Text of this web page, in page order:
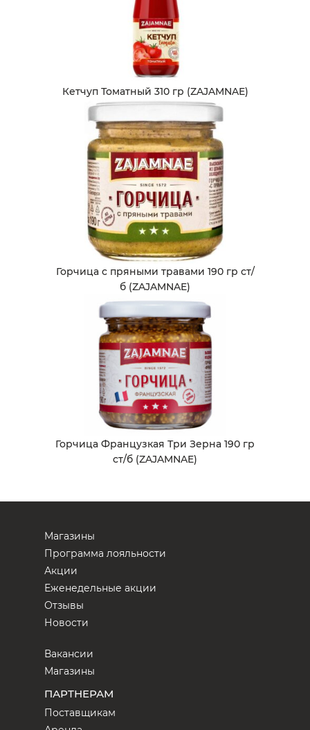
Кетчуп Томатный 310 гр (ZAJAMNAE)
Горчица с пряными травами 190 гр ст/
б (ZAJAMNAE)
Горчица Французкая Три Зерна 190 гр
ст/б (ZAJAMNAE)
Магазины
Программа лояльности
Акции
Еженедельные акции
Отзывы
Новости
Вакансии
Магазины
ПАРТНЕРАМ
Поставщикам